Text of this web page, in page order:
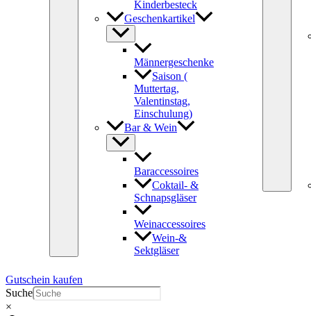
Kinderbesteck
Geschenkartikel
Männergeschenke
Saison (
Muttertag,
Valentinstag,
Einschulung)
Bar & Wein
Baraccessoires
Coktail- &
Schnapsgläser
Weinaccessoires
Wein-&
Sektgläser
Gutschein kaufen
Suche
×